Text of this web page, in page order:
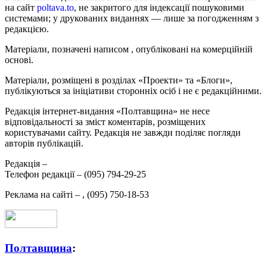
на сайт poltava.to, не закритого для індексації пошуковими
системами; у друкованих виданнях — лише за погодженням з
редакцією.
Матеріали, позначені написом , опубліковані на комерційній
основі.
Матеріали, розміщені в розділах «Проекти» та «Блоги»,
публікуються за ініціативи сторонніх осіб і не є редакційними.
Редакція інтернет-видання «Полтавщина» не несе
відповідальності за зміст коментарів, розміщених
користувачами сайту. Редакція не завжди поділяє погляди
авторів публікацій.
Редакція –
Телефон редакції – (095) 794-29-25
Реклама на сайті – , (095) 750-18-53
Полтавщина: